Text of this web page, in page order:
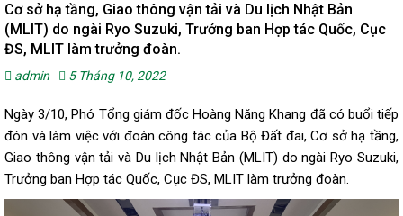
Cơ sở hạ tầng, Giao thông vận tải và Du lịch Nhật Bản
(MLIT) do ngài Ryo Suzuki, Trưởng ban Hợp tác Quốc, Cục
ĐS, MLIT làm trưởng đoàn.
admin 5 Tháng 10, 2022
Ngày 3/10, Phó Tổng giám đốc Hoàng Năng Khang đã có buổi tiếp
đón và làm việc với đoàn công tác của Bộ Đất đai, Cơ sở hạ tầng,
Giao thông vận tải và Du lịch Nhật Bản (MLIT) do ngài Ryo Suzuki,
Trưởng ban Hợp tác Quốc, Cục ĐS, MLIT làm trưởng đoàn.